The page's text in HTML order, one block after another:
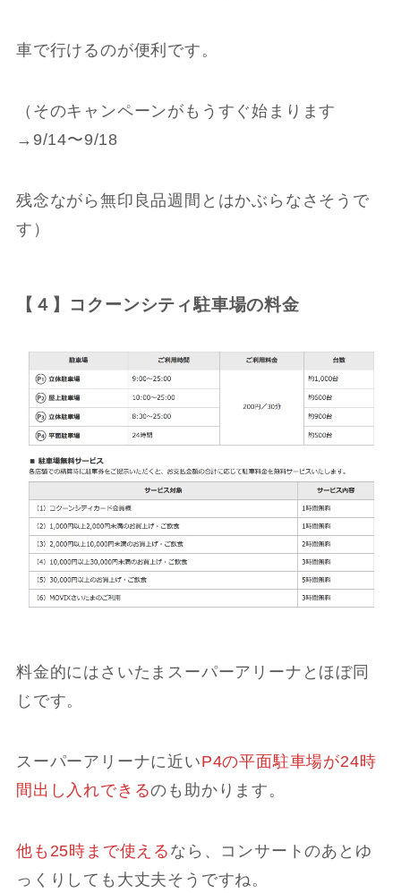
車で行けるのが便利です。
（そのキャンペーンがもうすぐ始まります
→9/14〜9/18
残念ながら無印良品週間とはかぶらなさそうで
す）
【４】コクーンシティ駐車場の料金
料金的にはさいたまスーパーアリーナとほぼ同
じです。
スーパーアリーナに近いP4の平面駐車場が24時
間出し入れできるのも助かります。
他も25時まで使える なら、コンサートのあとゆ
っくりしても大丈夫そうですね。